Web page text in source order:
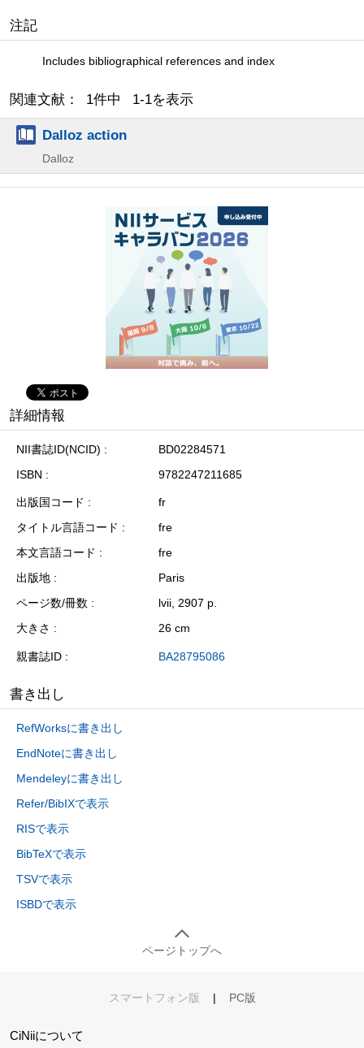
注記
Includes bibliographical references and index
関連文献： 1件中 1-1を表示
Dalloz action
Dalloz
詳細情報
NII書誌ID(NCID)
BD02284571
ISBN
9782247211685
出版国コード
fr
タイトル言語コード
fre
本文言語コード
fre
出版地
Paris
ページ数/冊数
lvii, 2907 p.
大きさ
26 cm
親書誌ID BA28795086
書き出し
RefWorksに書き出し
EndNoteに書き出し
Mendeleyに書き出し
Refer/BibIXで表示
RISで表示
BibTeXで表示
TSVで表示
ISBDで表示
ページトップへ
スマートフォン版 | PC版
CiNiiについて